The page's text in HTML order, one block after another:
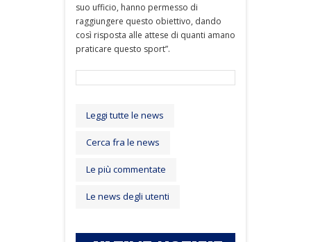
suo ufficio, hanno permesso di
raggiungere questo obiettivo, dando
così risposta alle attese di quanti amano
praticare questo sport”.
Leggi tutte le news
Cerca fra le news
Le più commentate
Le news degli utenti